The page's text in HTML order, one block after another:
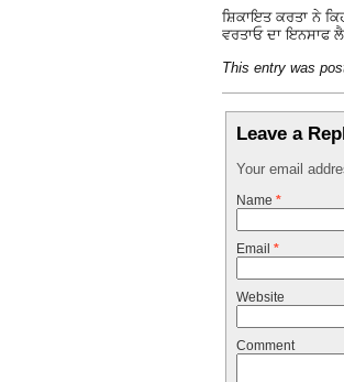
ਸ਼ਿਕਾਇਤ ਕਰਤਾ ਨੇ
ਵਰਤਾਓ ਦਾ ਇਨਸਾਫ
This entry was
Leave a
Your email
Name *
Email *
Website
Comment